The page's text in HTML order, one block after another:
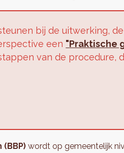
bij de uitwerking,
een "Praktische
van de procedure,
wordt op gemeentelijk